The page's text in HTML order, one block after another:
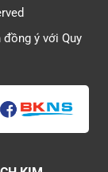
đồng ý với Quy